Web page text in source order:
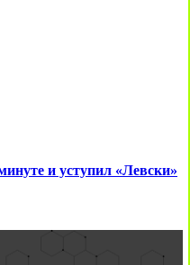
и уступил «Левски»